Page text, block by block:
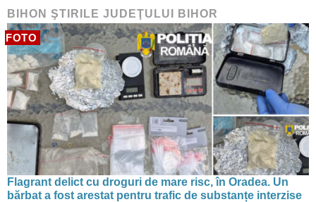
BIHON ŞTIRILE JUDEŢULUI BIHOR
FOTO
Flagrant delict cu droguri de mare risc, în Oradea. Un
bărbat a fost arestat pentru trafic de substanțe interzise